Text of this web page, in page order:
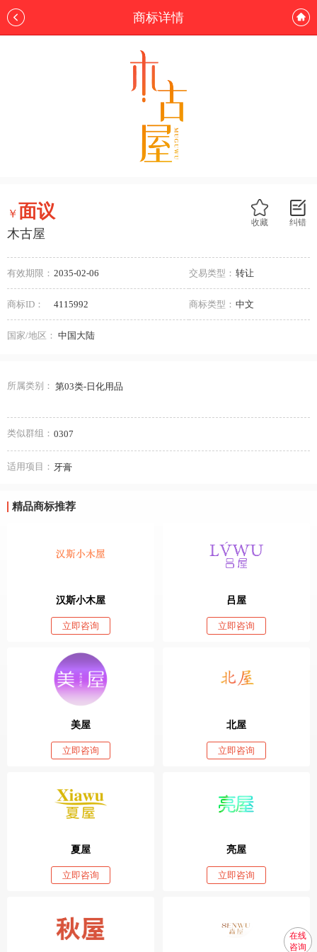
商标详情
纠错
收藏
￥面议
木古屋
有效期限： 2035-02-06 交易类型： 转让
商标ID： 4115992 商标类型： 中文
国家/地区： 中国大陆
所属类别： 第03类-日化用品
类似群组： 0307
适用项目： 牙膏
精品商标推荐
汉斯小木屋
立即咨询
吕屋
立即咨询
美屋
立即咨询
北屋
立即咨询
夏屋
立即咨询
亮屋
立即咨询
在线
咨询